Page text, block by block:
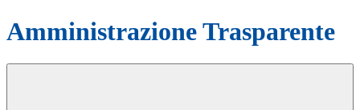
Amministrazione Trasparente